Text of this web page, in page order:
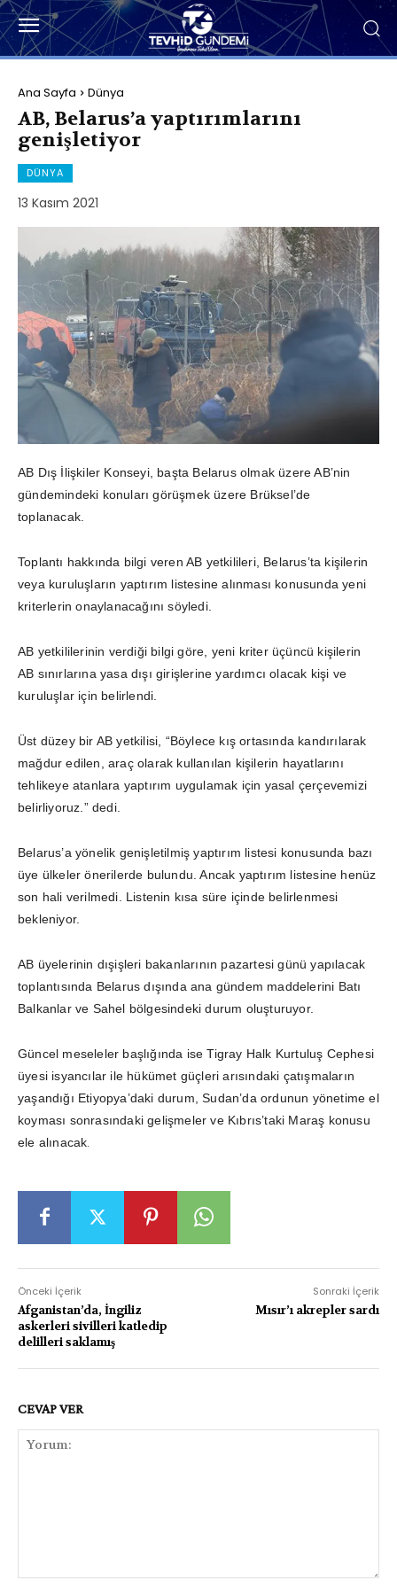
Ana Sayfa Dünya
AB, Belarus’a yaptırımlarını
genişletiyor
DÜNYA
13 Kasım 2021
AB Dış İlişkiler Konseyi, başta Belarus olmak üzere AB’nin
gündemindeki konuları görüşmek üzere Brüksel’de
toplanacak.
Toplantı hakkında bilgi veren AB yetkilileri, Belarus’ta kişilerin
veya kuruluşların yaptırım listesine alınması konusunda yeni
kriterlerin onaylanacağını söyledi.
AB yetkililerinin verdiği bilgi göre, yeni kriter üçüncü kişilerin
AB sınırlarına yasa dışı girişlerine yardımcı olacak kişi ve
kuruluşlar için belirlendi.
Üst düzey bir AB yetkilisi, “Böylece kış ortasında kandırılarak
mağdur edilen, araç olarak kullanılan kişilerin hayatlarını
tehlikeye atanlara yaptırım uygulamak için yasal çerçevemizi
belirliyoruz.” dedi.
Belarus’a yönelik genişletilmiş yaptırım listesi konusunda bazı
üye ülkeler önerilerde bulundu. Ancak yaptırım listesine henüz
son hali verilmedi. Listenin kısa süre içinde belirlenmesi
bekleniyor.
AB üyelerinin dışişleri bakanlarının pazartesi günü yapılacak
toplantısında Belarus dışında ana gündem maddelerini Batı
Balkanlar ve Sahel bölgesindeki durum oluşturuyor.
Güncel meseleler başlığında ise Tigray Halk Kurtuluş Cephesi
üyesi isyancılar ile hükümet güçleri arısındaki çatışmaların
yaşandığı Etiyopya’daki durum, Sudan’da ordunun yönetime el
koyması sonrasındaki gelişmeler ve Kıbrıs’taki Maraş konusu
ele alınacak.
Önceki İçerik
Afganistan’da, İngiliz
askerleri sivilleri katledip
delilleri saklamış
Sonraki İçerik
Mısır’ı akrepler sardı
CEVAP VER